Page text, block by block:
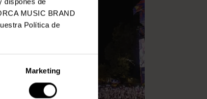
MUSIC BRAND
Política de
Marketing